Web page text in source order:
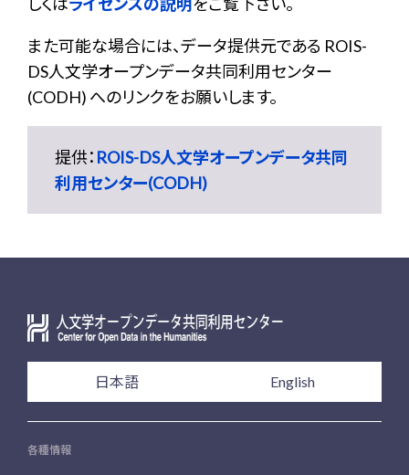
また可能な場合には、データ提供元である ROIS-
DS人文学オープンデータ共同利用センター
(CODH) へのリンクをお願いします。
提供： ROIS-DS人文学オープンデータ共同
利用センター(CODH)
日本語 English
各種情報